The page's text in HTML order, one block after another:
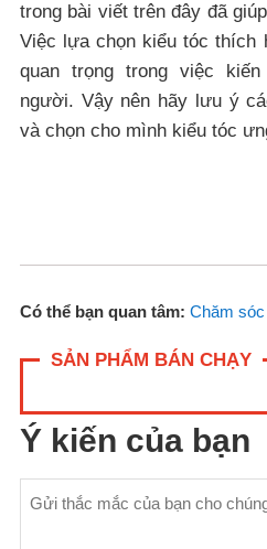
trong bài viết trên đây đã
Việc lựa chọn kiểu tóc thích
quan trọng trong việc
người. Vậy nên hãy lưu ý
và chọn cho mình kiểu tóc
Có thể bạn quan tâm: Chăm
SẢN PHẨM BÁN CHẠY
Ý kiến của bạn